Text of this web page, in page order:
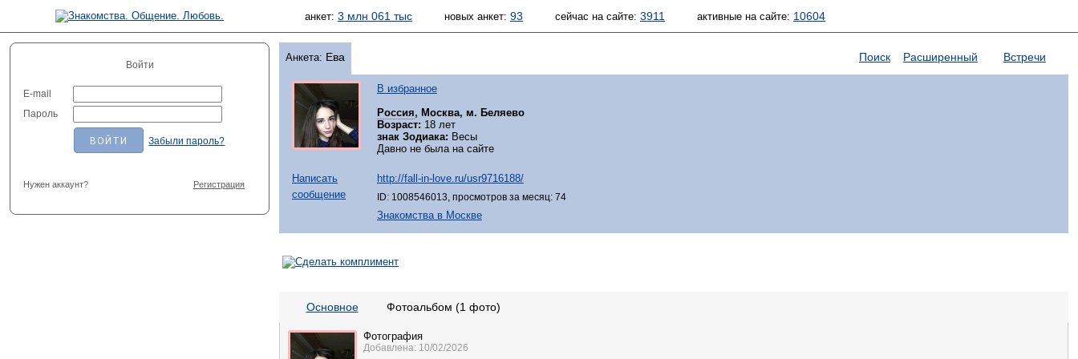
анкет: 3 млн 061 тыс новых анкет: 93 сейчас на сайте: 3911 активные на сайте: 10604
Войти
E-mail
Пароль
Забыли пароль?
Нужен аккаунт? Регистрация
Анкета: Ева Поиск Расширенный Встречи
В избранное
Россия, Москва, м. Беляево
Возраст: 18 лет
знак Зодиака: Весы
Давно не была на сайте
Написать
сообщение
http://fall-in-love.ru/usr9716188/
ID: 1008546013, просмотров за месяц: 74
Знакомства в Москве
Основное Фотоальбом (1 фото)
Фотография
Добавлена: 10/02/2026